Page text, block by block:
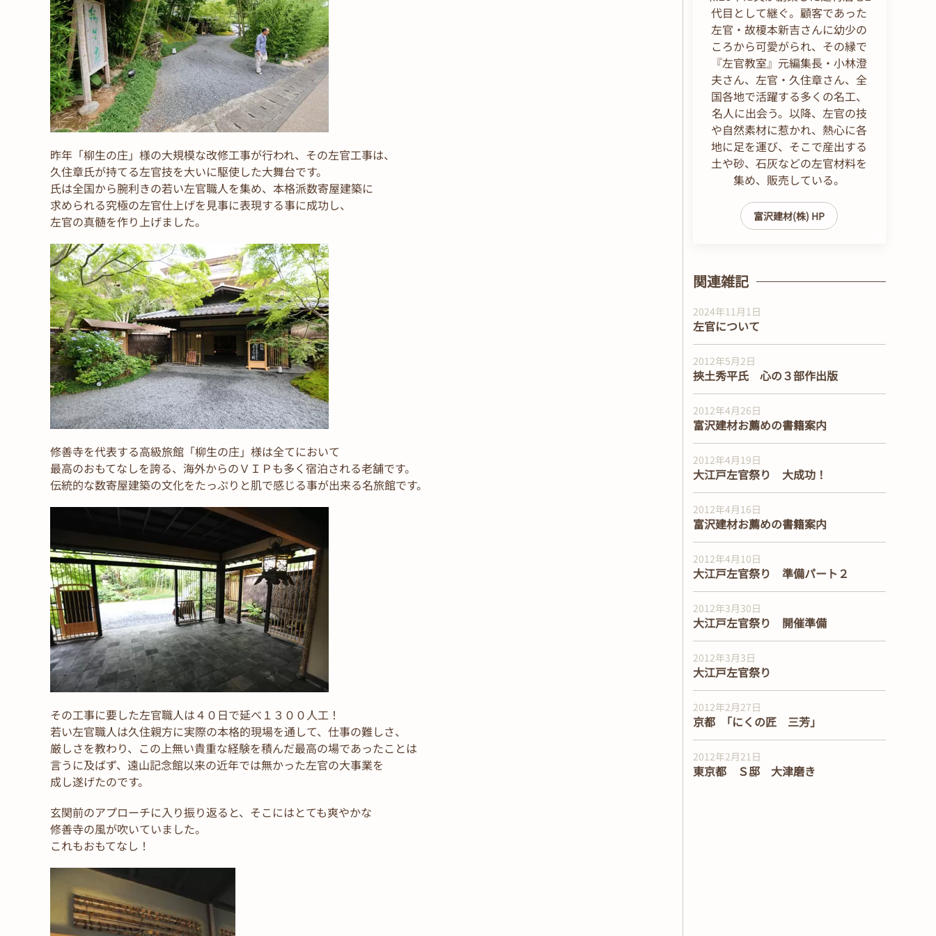
昨年「柳生の庄」様の大規模な改修工事が行われ、その左官工事は、
久住章氏が持てる左官技を大いに駆使した大舞台です。
氏は全国から腕利きの若い左官職人を集め、本格派数寄屋建築に
求められる究極の左官仕上げを見事に表現する事に成功し、
左官の真髄を作り上げました。
修善寺を代表する高級旅館「柳生の庄」様は全てにおいて
最高のおもてなしを誇る、海外からのＶＩＰも多く宿泊される老舗です。
伝統的な数寄屋建築の文化をたっぷりと肌で感じる事が出来る名旅館です。
その工事に要した左官職人は４０日で延べ１３００人工！
若い左官職人は久住親方に実際の本格的現場を通して、仕事の難しさ、
厳しさを教わり、この上無い貴重な経験を積んだ最高の場であったことは
言うに及ばず、遠山記念館以来の近年では無かった左官の大事業を
成し遂げたのです。
玄関前のアプローチに入り振り返ると、そこにはとても爽やかな
修善寺の風が吹いていました。
これもおもてなし！
代目として継ぐ。顧客であった
左官・故榎本新吉さんに幼少の
ころから可愛がられ、その縁で
『左官教室』元編集長・小林澄
夫さん、左官・久住章さん、全
国各地で活躍する多くの名工、
名人に出会う。以降、左官の技
や自然素材に惹かれ、熱心に各
地に足を運び、そこで産出する
土や砂、石灰などの左官材料を
集め、販売している。
富沢建材(株) HP
関連雑記
2024年11月1日
左官について
2012年5月2日
挾土秀平氏 心の３部作出版
2012年4月26日
富沢建材お薦めの書籍案内
2012年4月19日
大江戸左官祭り 大成功！
2012年4月16日
富沢建材お薦めの書籍案内
2012年4月10日
大江戸左官祭り 準備パート２
2012年3月30日
大江戸左官祭り 開催準備
2012年3月3日
大江戸左官祭り
2012年2月27日
京都 ｢にくの匠 三芳｣
2012年2月21日
東京都 Ｓ邸 大津磨き